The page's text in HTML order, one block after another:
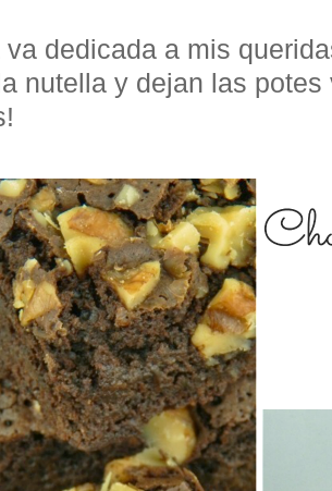
va dedicada a mis
nutella y dejan las